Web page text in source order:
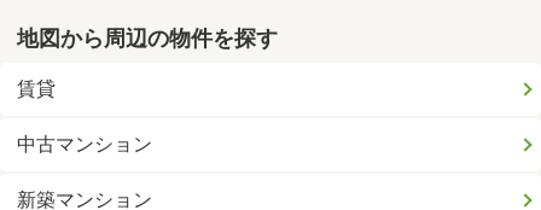
地図から周辺の物件を探す
賃貸
中古マンション
新築マンション